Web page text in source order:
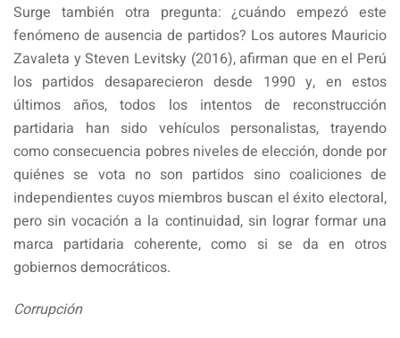
Surge también otra pregunta: ¿cuándo empezó este
fenómeno de ausencia de partidos? Los autores Mauricio
Zavaleta y Steven Levitsky (2016), afirman que en el Perú
los partidos desaparecieron desde 1990 y, en estos
últimos años, todos los intentos de reconstrucción
partidaria han sido vehículos personalistas, trayendo
como consecuencia pobres niveles de elección, donde por
quiénes se vota no son partidos sino coaliciones de
independientes cuyos miembros buscan el éxito electoral,
pero sin vocación a la continuidad, sin lograr formar una
marca partidaria coherente, como si se da en otros
gobiernos democráticos.
Corrupción